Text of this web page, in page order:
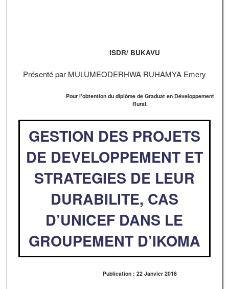
ISDR/ BUKAVU
Présenté par MULUMEODERHWA RUHAMYA Emery
Pour l'obtention du diplôme de Graduat en Développement
Rural.
GESTION DES PROJETS
DE DEVELOPPEMENT ET
STRATEGIES DE LEUR
DURABILITE, CAS
D’UNICEF DANS LE
GROUPEMENT D’IKOMA
Publication : 22 Janvier 2018